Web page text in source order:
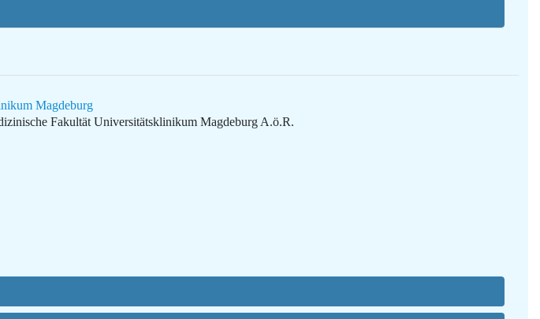
Magdeburg
Fakultät Universitätsklinikum Magdeburg A.ö.R.